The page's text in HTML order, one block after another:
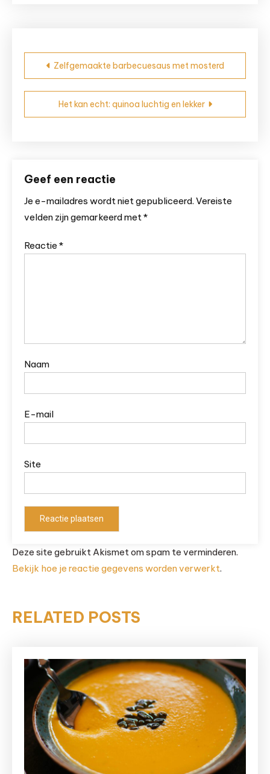
Bericht
navigatie
Zelfgemaakte barbecuesaus met mosterd
Het kan echt: quinoa luchtig en lekker
Geef een reactie
Je e-mailadres wordt niet gepubliceerd. Vereiste
velden zijn gemarkeerd met*
Reactie *
Naam
E-mail
Site
Deze site gebruikt Akismet om spam te verminderen.
Bekijk hoe je reactie gegevens worden verwerkt.
RELATED POSTS